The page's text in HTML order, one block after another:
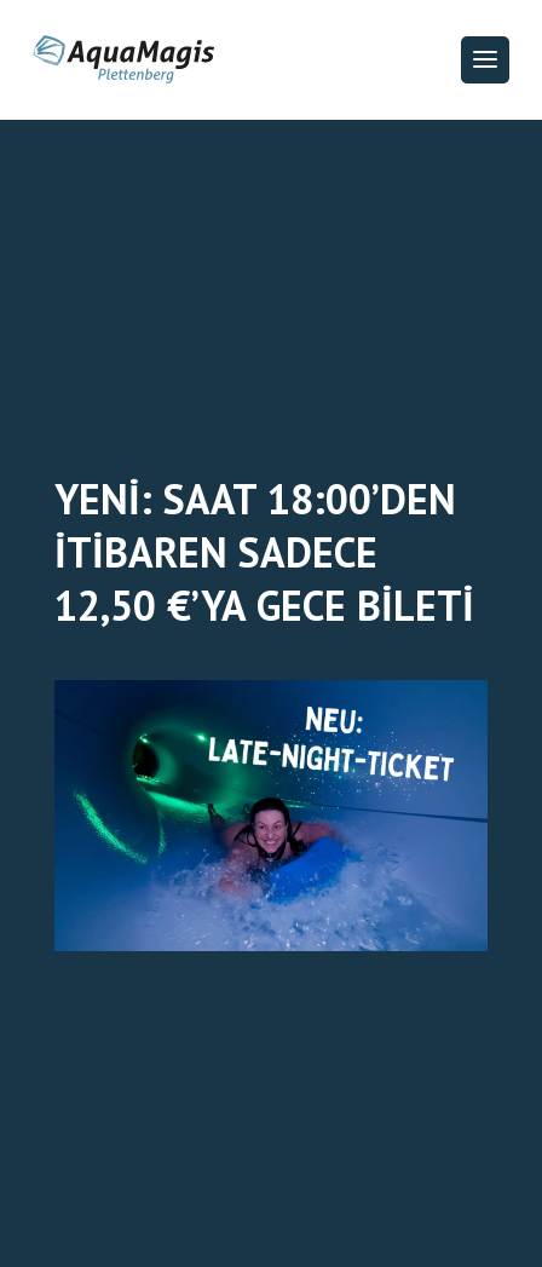
BILETLER ÇEVRIMIÇI
YENI: SAAT 18:00’DEN
ITIBAREN SADECE
12,50 €’YA GECE BILETI